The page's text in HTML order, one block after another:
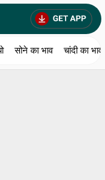
सोने का भाव चांदी का भाव